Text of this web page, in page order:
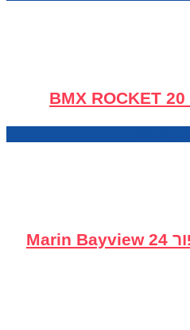
אופני הרים לילדים אפור 24 Marin Bayview